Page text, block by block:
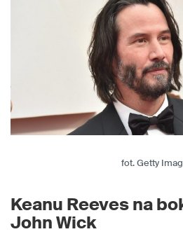
fot. Getty
Keanu Reeves na
John Wick